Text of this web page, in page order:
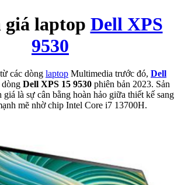
giá laptop Dell XPS
9530
các dòng laptop Multimedia trước đó, Dell
dòng Dell XPS 15 9530 phiên bản 2023. Sản
giá là sự cân bằng hoàn hảo giữa thiết kế sang
mẽ nhờ chip Intel Core i7 13700H.